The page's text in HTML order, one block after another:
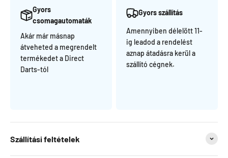
Gyors
csomagautomaták
Akár már másnap
átveheted a megrendelt
termékedet a Direct
Darts-tól
Gyors szállítás
Amennyiben délelött 11-
ig leadod a rendelést
aznap átadásra kerül a
szállító cégnek.
Szállítási feltételek